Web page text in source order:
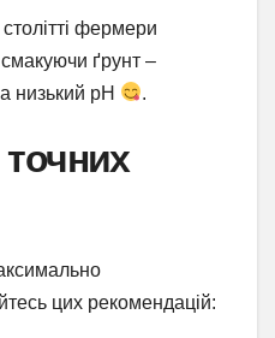
фермери
ґрунт –
низький pH
.
цих рекомендацій: